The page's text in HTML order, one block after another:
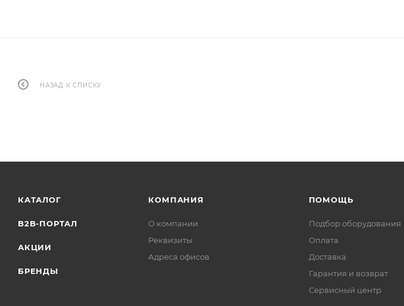
НАЗАД К СПИСКУ
КАТАЛОГ
B2B-ПОРТАЛ
АКЦИИ
БРЕНДЫ
КОМПАНИЯ
О компании
Реквизиты
Адреса офисов
ПОМОЩЬ
Подбор оборудования
Оплата
Доставка
Гарантия и возврат
Сервисный центр